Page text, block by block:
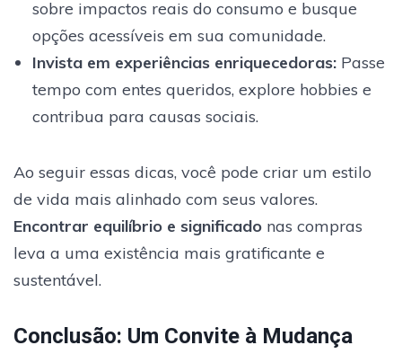
sobre impactos reais do consumo e busque
opções acessíveis em sua comunidade.
Invista em experiências enriquecedoras:Passe
tempo com entes queridos, explore hobbies e
contribua para causas sociais.
Ao seguir essas dicas, você pode criar um estilo
de vida mais alinhado com seus valores.
Encontrar equilíbrio e significado nas compras
leva a uma existência mais gratificante e
sustentável.
Conclusão: Um Convite à Mudança